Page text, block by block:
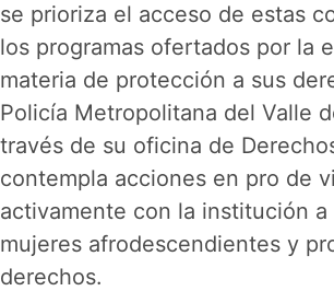
se prioriza el acceso de estas
los programas ofertados por la
materia de protección a sus
Policía Metropolitana del Valle
través de su oficina de
contempla acciones en pro de
activamente con la institución a
mujeres afrodescendientes y
derechos.